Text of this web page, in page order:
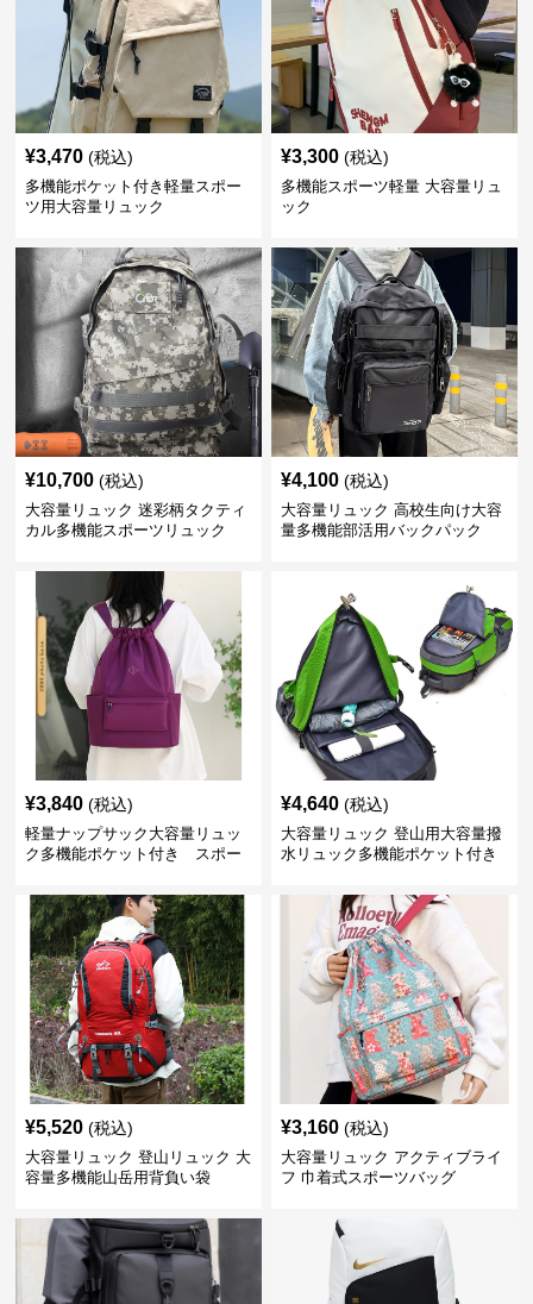
¥3,470 (税込)
多機能ポケット付き軽量スポー
ツ用大容量リュック
¥3,300 (税込)
多機能スポーツ軽量 大容量リュ
ック
¥10,700 (税込)
大容量リュック 迷彩柄タクティ
カル多機能スポーツリュック
¥4,100 (税込)
大容量リュック 高校生向け大容
量多機能部活用バックパック
¥3,840 (税込)
軽量ナップサック大容量リュッ
ク多機能ポケット付き スポー
¥4,640 (税込)
大容量リュック 登山用大容量撥
水リュック多機能ポケット付き
¥5,520 (税込)
大容量リュック 登山リュック 大
容量多機能山岳用背負い袋
¥3,160 (税込)
大容量リュック アクティブライ
フ 巾着式スポーツバッグ